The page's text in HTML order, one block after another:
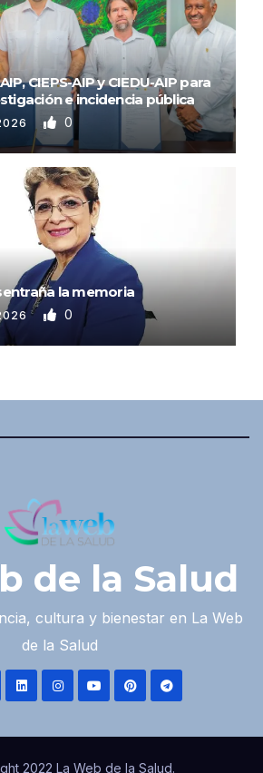
CIEPS-AIP y CIEDU-AIP para
e incidencia pública
0
la memoria
0
de la Salud
cultura y bienestar en La Web
de la Salud
2022 La Web de la Salud.